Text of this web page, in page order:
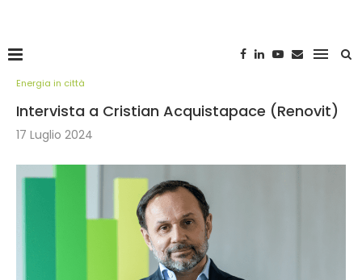
Energia in città
Intervista a Cristian Acquistapace (Renovit)
17 Luglio 2024